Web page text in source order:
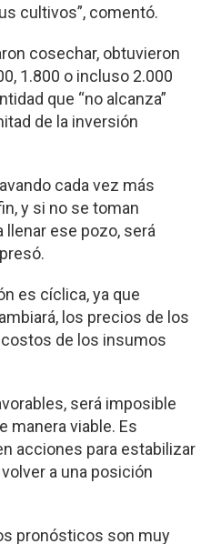
cultivos”, comentó.
cosechar, obtuvieron
1.800 o incluso 2.000
que “no alcanza”
de la inversión
cada vez más
y si no se toman
llenar ese pozo, será
es cíclica, ya que
los precios de los
de los insumos
será imposible
manera viable. Es
acciones para estabilizar
a una posición
pronósticos son muy